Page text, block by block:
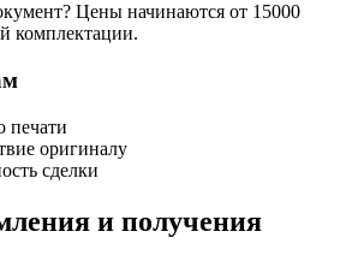
Цены начинаются от 15000
комплектации.
печати
оригиналу
сделки
и получения